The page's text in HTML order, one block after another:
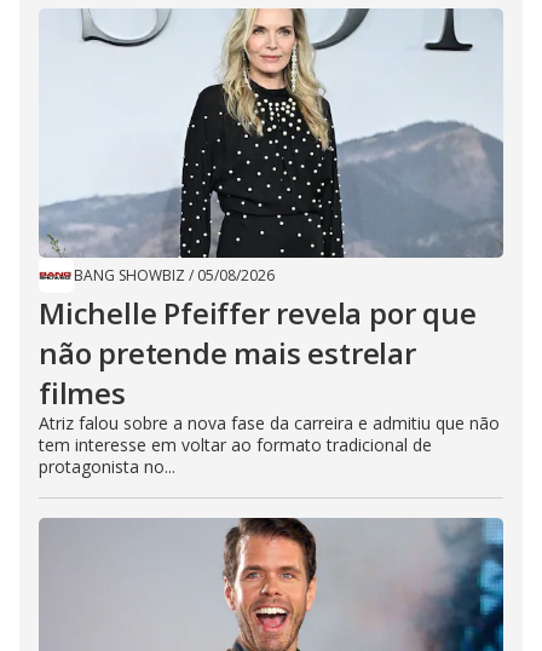
BANG SHOWBIZ / 05/08/2026
Michelle Pfeiffer revela por que
não pretende mais estrelar
filmes
Atriz falou sobre a nova fase da carreira e admitiu que não
tem interesse em voltar ao formato tradicional de
protagonista no...